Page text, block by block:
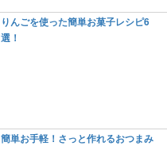
りんごを使った簡単お菓子レシピ6
選！
簡単お手軽！さっと作れるおつまみ